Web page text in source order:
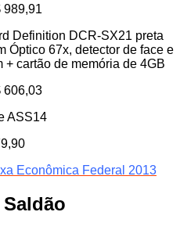
989,91
Definition DCR-SX21 preta
Óptico 67x, detector de face e
cartão de memória de 4GB
606,03
ASS14
Econômica Federal 2013